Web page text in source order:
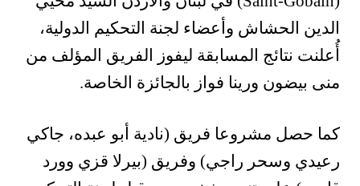
الدين الحشاش وأعضاء لجنة التحكيم الدولية،
أُعلنت نتائج المسابقة ليفوز الفريق المؤلف من
منى بيضون ورينا فواز بالجائزة الخاصة.
كما حصل مشروعا فريق (نادية أبو عبده، جاكي
رعيدي وسحر راجي) وفريق (بيرلا قزي وورد